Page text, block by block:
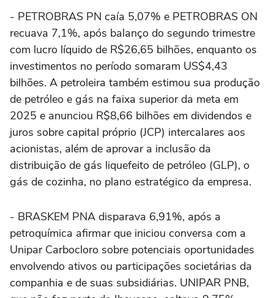
- PETROBRAS PN caía 5,07% e PETROBRAS ON
recuava 7,1%, após balanço do segundo trimestre
com lucro líquido de R$26,65 bilhões, enquanto os
investimentos no período somaram US$4,43
bilhões. A petroleira também estimou sua produção
de petróleo e gás na faixa superior da meta em
2025 e anunciou R$8,66 bilhões em dividendos e
juros sobre capital próprio (JCP) intercalares aos
acionistas, além de aprovar a inclusão da
distribuição de gás liquefeito de petróleo (GLP), o
gás de cozinha, no plano estratégico da empresa.
- BRASKEM PNA disparava 6,91%, após a
petroquímica afirmar que iniciou conversa com a
Unipar Carbocloro sobre potenciais oportunidades
envolvendo ativos ou participações societárias da
companhia e de suas subsidiárias. UNIPAR PNB,